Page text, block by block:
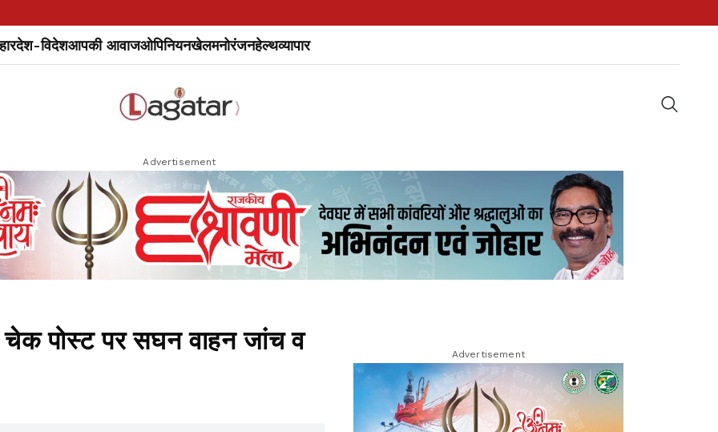
देश-विदेशआपकी आवाजओपिनियनखेलमनोरंजनहेल्थव्यापार
Advertisement
पोस्ट पर सघन वाहन जांच व Advertisement